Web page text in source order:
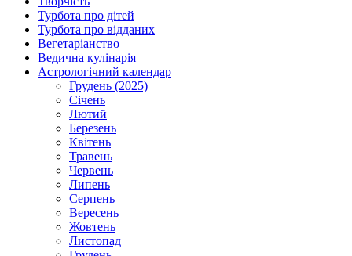
Турбота про дітей
Турбота про відданих
Вегетаріанство
Ведична кулінарія
Астрологічний календар
Грудень (2025)
Січень
Лютий
Березень
Квітень
Травень
Червень
Липень
Серпень
Вересень
Жовтень
Листопад